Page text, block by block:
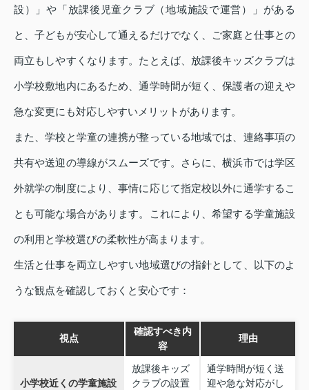
設）」や「放課後児童クラブ（地域施設で運営）」がある
と、子どもが安心して通えるだけでなく、ご家庭と仕事との
両立もしやすくなります。たとえば、放課後キッズクラブは
小学校敷地内にあるため、通学時間が短く、保護者の迎えや
急な変更にも対応しやすいメリットがあります。
また、学校と学童の連携が整っている地域では、連絡事項の
共有や送迎の導線がスムーズです。さらに、横浜市では学区
外就学の制度により、事情に応じて指定校以外に通学するこ
とも可能な場合があります。これにより、希望する学童施設
の利用と学校選びの柔軟性が高まります。
生活と仕事を両立しやすい地域選びの指針として、以下のよ
うな観点を確認しておくと安心です：
視点
確認すべき内
容
理由
小学校近くの学童施設
放課後キッズ
クラブの設置
通学時間が短く送
迎や急な対応がし